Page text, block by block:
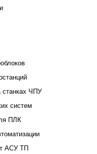
станках ЧПУ
систем
ПЛК
АСУ ТП